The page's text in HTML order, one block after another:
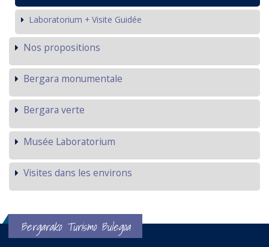
Laboratorium + Visite Guidée
Nos propositions
Bergara monumentale
Bergara verte
Musée Laboratorium
Visites dans les environs
Bergarako Turismo Bulegoa